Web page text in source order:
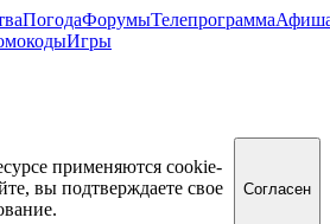
ПогодаФорумыТелепрограмма
Игры
применяются cookie-
вы подтверждаете свое
Согласен